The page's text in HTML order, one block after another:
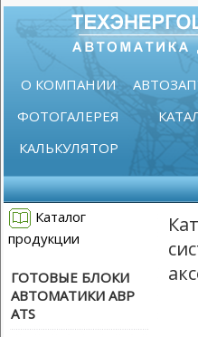
О КОМПАНИИ
ФОТОГАЛЕРЕЯ
КАЛЬКУЛЯТОР
Каталог
продукции
ГОТОВЫЕ БЛОКИ
АВТОМАТИКИ АВР
ATS